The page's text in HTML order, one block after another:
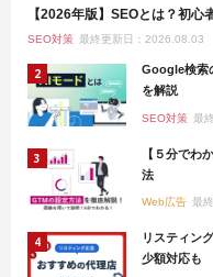
【2026年版】SEOとは？初
SEO対策 最終更新日：2026.08.03
Google検索
を解説
SEO対策 最
【５分でわ
法
Web広告 最
リスティン
少額対応も